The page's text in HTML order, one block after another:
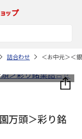
詰合わせ ＜お中元＞＜
万頭＞彩り銘